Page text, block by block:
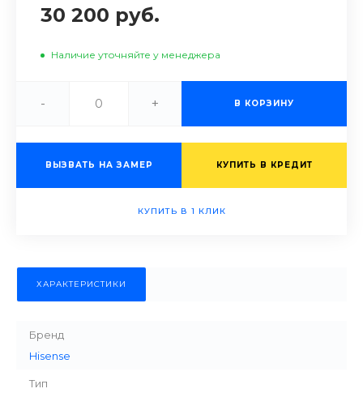
30 200 руб.
Наличие уточняйте у менеджера
- +
ВЫЗВАТЬ НА ЗАМЕР
В КОРЗИНУ
КУПИТЬ В КРЕДИТ
КУПИТЬ В 1 КЛИК
ХАРАКТЕРИСТИКИ
Бренд
Hisense
Тип